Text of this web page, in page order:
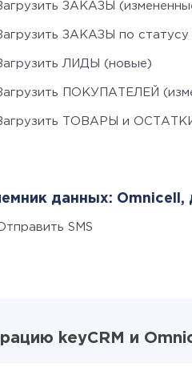
ЗАКАЗЫ
ЗАКАЗЫ по статусу
ЛИДЫ (новые)
ПОКУПАТЕЛЕЙ
ТОВАРЫ и
данных: Omnicell,
SMS
keyCRM и